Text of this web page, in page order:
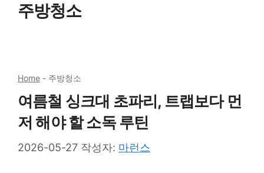
주방청소
Home - 주방청소
여름철 싱크대 초파리, 트랩보다 먼
저 해야 할 소독 루틴
2026-05-27 작성자: 마런스